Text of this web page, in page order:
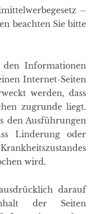
–
beachten Sie bitte
den Informationen
Internet-Seiten
werden, dass
zugrunde liegt.
den Ausführungen
Linderung oder
wird.
darauf
der Seiten